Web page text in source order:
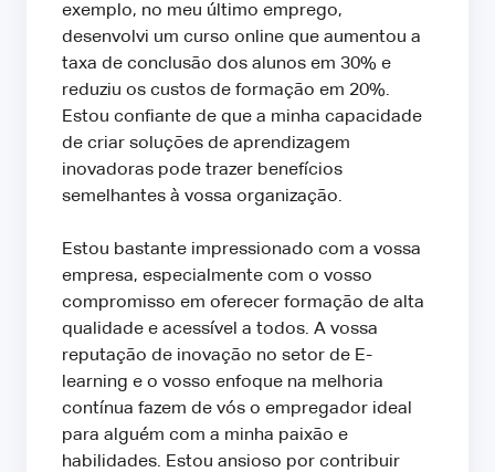
exemplo, no meu último emprego,
desenvolvi um curso online que aumentou a
taxa de conclusão dos alunos em 30% e
reduziu os custos de formação em 20%.
Estou confiante de que a minha capacidade
de criar soluções de aprendizagem
inovadoras pode trazer benefícios
semelhantes à vossa organização.
Estou bastante impressionado com a vossa
empresa, especialmente com o vosso
compromisso em oferecer formação de alta
qualidade e acessível a todos. A vossa
reputação de inovação no setor de E-
learning e o vosso enfoque na melhoria
contínua fazem de vós o empregador ideal
para alguém com a minha paixão e
habilidades. Estou ansioso por contribuir